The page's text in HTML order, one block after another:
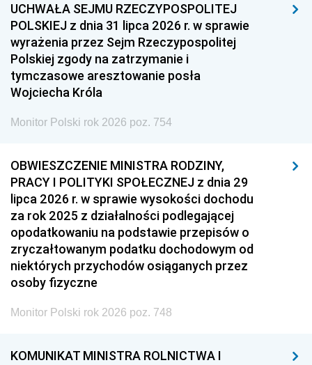
UCHWAŁA SEJMU RZECZYPOSPOLITEJ
POLSKIEJ z dnia 31 lipca 2026 r. w sprawie
wyrażenia przez Sejm Rzeczypospolitej
Polskiej zgody na zatrzymanie i
tymczasowe aresztowanie posła
Wojciecha Króla
Monitor Polski rok 2026 poz. 754
OBWIESZCZENIE MINISTRA RODZINY,
PRACY I POLITYKI SPOŁECZNEJ z dnia 29
lipca 2026 r. w sprawie wysokości dochodu
za rok 2025 z działalności podlegającej
opodatkowaniu na podstawie przepisów o
zryczałtowanym podatku dochodowym od
niektórych przychodów osiąganych przez
osoby fizyczne
Monitor Polski rok 2026 poz. 748
KOMUNIKAT MINISTRA ROLNICTWA I